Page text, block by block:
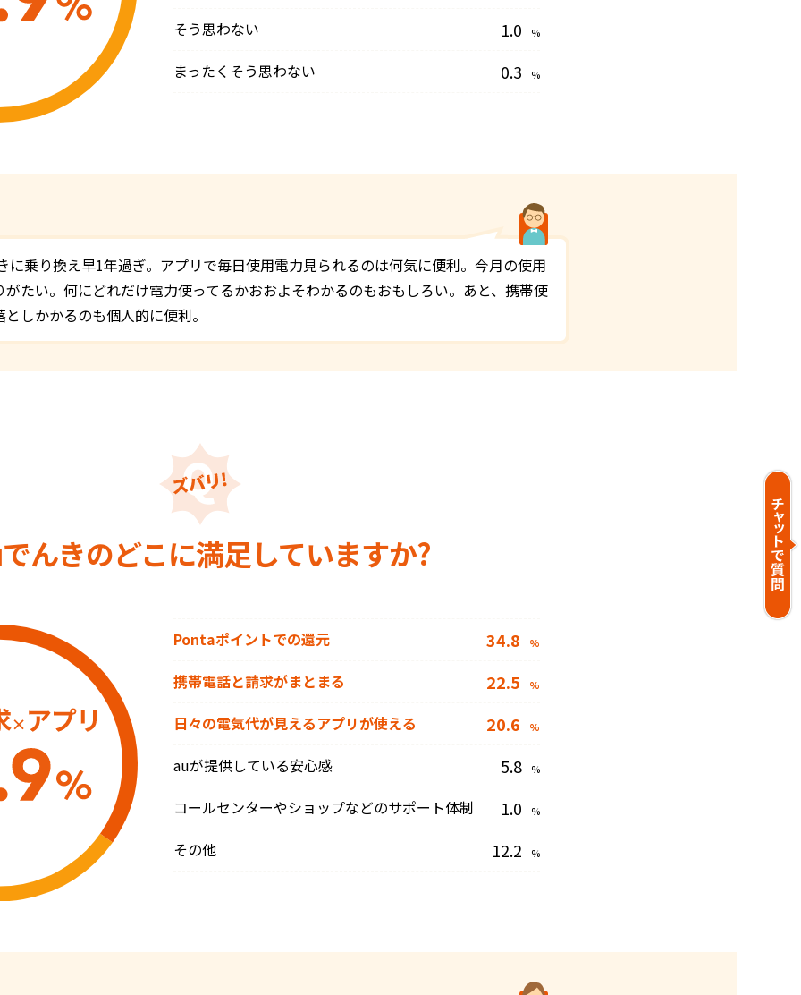
そう思わない 1.0 %
まったくそう思わない 0.3 %
に乗り換え早1年過ぎ。アプリで毎日使用電力見られるのは何気に便利。今月の使用
たい。何にどれだけ電力使ってるかおおよそわかるのもおもしろい。あと、携帯使
しかかるのも個人的に便利。
んきのどこに満足していますか?
Pontaポイントでの還元 34.8 %
携帯電話と請求がまとまる 22.5 %
日々の電気代が見えるアプリが使える 20.6 %
auが提供している安心感 5.8 %
コールセンターやショップなどのサポート体制 1.0 %
その他 12.2 %